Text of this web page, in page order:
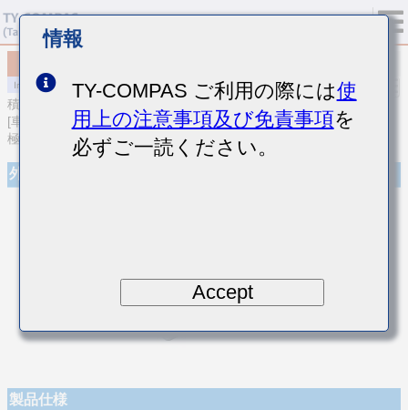
積層セラミックコンデンサ
[車載ボディ/インフォ＆高信頼用 (AEC-Q200 Qualified) 樹脂外部電
極積層セラミックコンデンサ]
外観
製品仕様
情報
TY-COMPAS ご利用の際には使
用上の注意事項及び免責事項を
必ずご一読ください。
Accept